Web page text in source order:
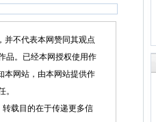
不代表本网赞同其观点
品。已经本网授权使用作
本网站，由本网站提供作
。
载目的在于传递更多信